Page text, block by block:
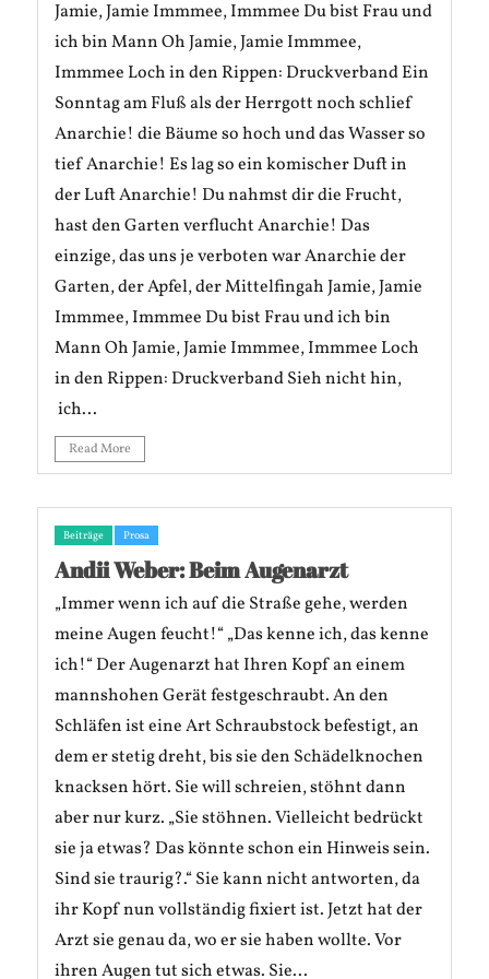
Jamie, Jamie Immmee, Immmee Du bist Frau und
ich bin Mann Oh Jamie, Jamie Immmee,
Immmee Loch in den Rippen: Druckverband Ein
Sonntag am Fluß als der Herrgott noch schlief
Anarchie! die Bäume so hoch und das Wasser so
tief Anarchie! Es lag so ein komischer Duft in
der Luft Anarchie! Du nahmst dir die Frucht,
hast den Garten verflucht Anarchie! Das
einzige, das uns je verboten war Anarchie der
Garten, der Apfel, der Mittelfingah Jamie, Jamie
Immmee, Immmee Du bist Frau und ich bin
Mann Oh Jamie, Jamie Immmee, Immmee Loch
in den Rippen: Druckverband Sieh nicht hin,
ich...
Read More
Beiträge Prosa
Andii Weber: Beim Augenarzt
„Immer wenn ich auf die Straße gehe, werden
meine Augen feucht!“ „Das kenne ich, das kenne
ich!“ Der Augenarzt hat Ihren Kopf an einem
mannshohen Gerät festgeschraubt. An den
Schläfen ist eine Art Schraubstock befestigt, an
dem er stetig dreht, bis sie den Schädelknochen
knacksen hört. Sie will schreien, stöhnt dann
aber nur kurz. „Sie stöhnen. Vielleicht bedrückt
sie ja etwas? Das könnte schon ein Hinweis sein.
Sind sie traurig?.“ Sie kann nicht antworten, da
ihr Kopf nun vollständig fixiert ist. Jetzt hat der
Arzt sie genau da, wo er sie haben wollte. Vor
ihren Augen tut sich etwas. Sie...